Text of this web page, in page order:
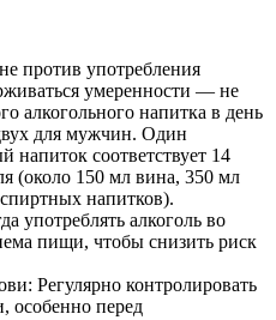
против употребления
умеренности — не
алкогольного напитка в день
для мужчин. Один
напиток соответствует 14
(около 150 мл вина, 350 мл
напитков).
употреблять алкоголь во
пищи, чтобы снизить риск
Регулярно контролировать
особенно перед